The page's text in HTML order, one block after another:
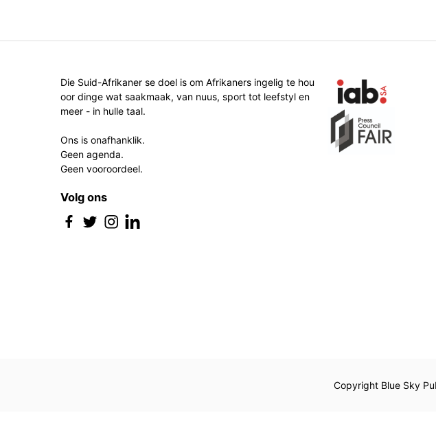
Die Suid-Afrikaner se doel is om Afrikaners ingelig te hou
oor dinge wat saakmaak, van nuus, sport tot leefstyl en
meer - in hulle taal.
Ons is onafhanklik.
Geen agenda.
Geen vooroordeel.
Volg ons
Copyright Blue Sky